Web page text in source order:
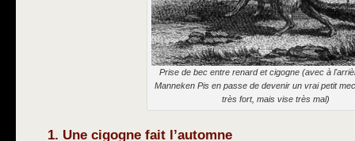
Prise de bec entre renard et cigogne (avec à
Manneken Pis en passe de devenir un vrai petit
très fort, mais vise très mal)
1. Une cigogne fait l’automne